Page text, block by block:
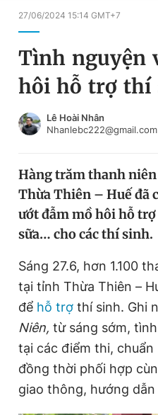
Chuyên mục
Chuyên mục khác
Tin thị trường
Video
Sản phẩm khác
Tiện ích
Thông tin tòa soạn
Đổi mật khẩu
Tin đã lưu
Tin đã xem
Đăng xuất
27/06/2024 15:14 GMT+7
Tình nguyện
hôi hỗ trợ thí
Lê Hoài Nhân
Nhanlebc222@gmail.com
Hàng trăm thanh
Thừa Thiên – Huế đã
ướt đẫm mồ hôi hỗ
sữa… cho các thí sinh.
Sáng 27.6, hơn 1.100
tại tỉnh Thừa Thiên –
để hỗ trợ thí sinh. Ghi
Niên, từ sáng sớm,
tại các điểm thi,
đồng thời phối hợp
giao thông, hướng